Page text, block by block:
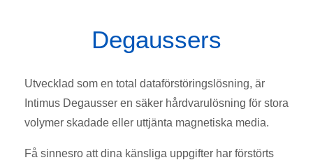
Degaussers
Utvecklad som en total dataförstöringslösning, är
Intimus Degausser en säker hårdvarulösning för stora
volymer skadade eller uttjänta magnetiska media.
Få sinnesro att dina känsliga uppgifter har förstörts